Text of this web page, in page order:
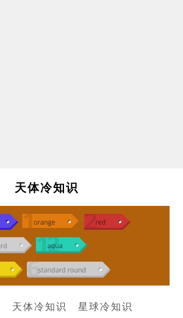
天体冷知识
天体冷知识
星球冷知识